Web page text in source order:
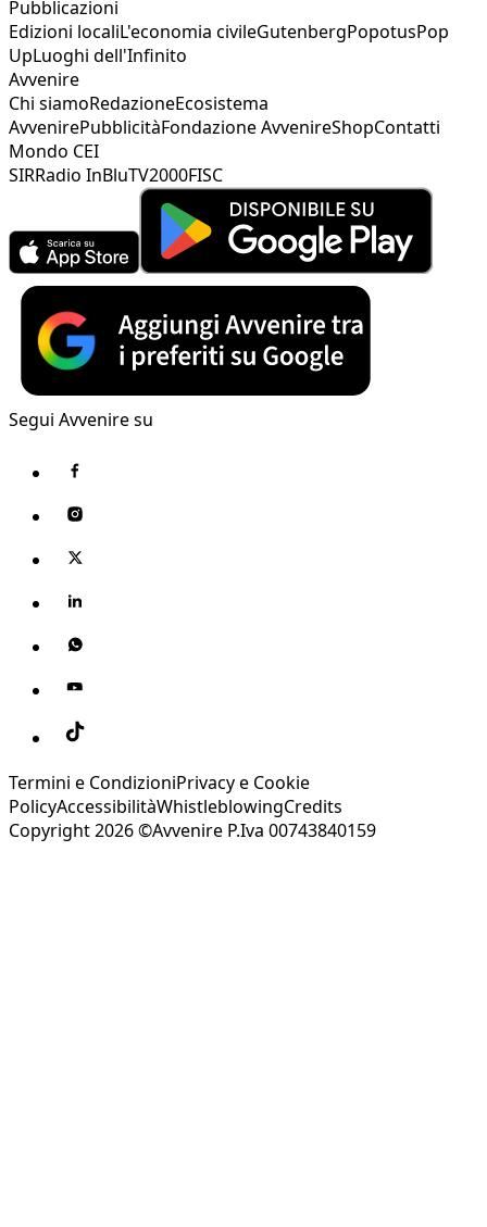
Pubblicazioni
Edizioni localiL'economia civileGutenbergPopotusPop
UpLuoghi dell'Infinito
Avvenire
Chi siamoRedazioneEcosistema
AvvenirePubblicitàFondazione AvvenireShopContatti
Mondo CEI
SIRRadio InBluTV2000FISC
Segui Avvenire su
Termini e CondizioniPrivacy e Cookie
PolicyAccessibilitàWhistleblowingCredits
Copyright 2026 ©Avvenire P.Iva 00743840159